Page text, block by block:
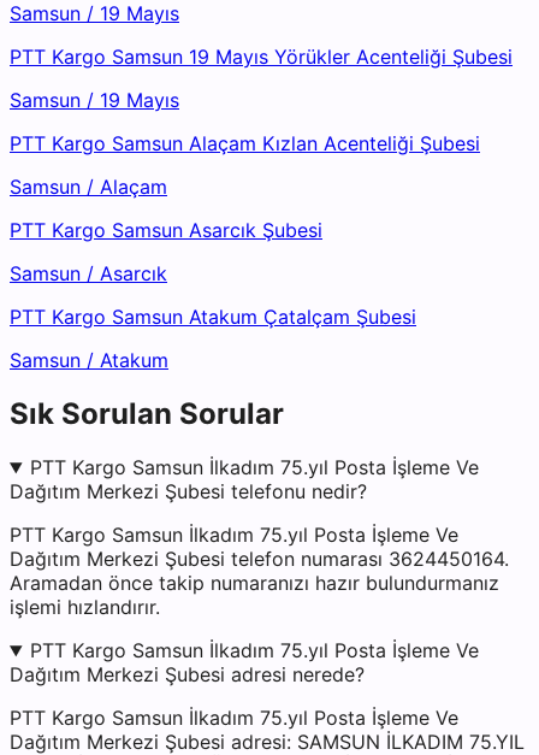
Samsun / 19 Mayıs
PTT Kargo Samsun 19 Mayıs Yörükler Acenteliği Şubesi
Samsun / 19 Mayıs
PTT Kargo Samsun Alaçam Kızlan Acenteliği Şubesi
Samsun / Alaçam
PTT Kargo Samsun Asarcık Şubesi
Samsun / Asarcık
PTT Kargo Samsun Atakum Çatalçam Şubesi
Samsun / Atakum
Sık Sorulan Sorular
PTT Kargo Samsun İlkadım 75.yıl Posta İşleme Ve
Dağıtım Merkezi Şubesi telefonu nedir?
PTT Kargo Samsun İlkadım 75.yıl Posta İşleme Ve
Dağıtım Merkezi Şubesi telefon numarası 3624450164.
Aramadan önce takip numaranızı hazır bulundurmanız
işlemi hızlandırır.
PTT Kargo Samsun İlkadım 75.yıl Posta İşleme Ve
Dağıtım Merkezi Şubesi adresi nerede?
PTT Kargo Samsun İlkadım 75.yıl Posta İşleme Ve
Dağıtım Merkezi Şubesi adresi: SAMSUN İLKADIM 75.YIL